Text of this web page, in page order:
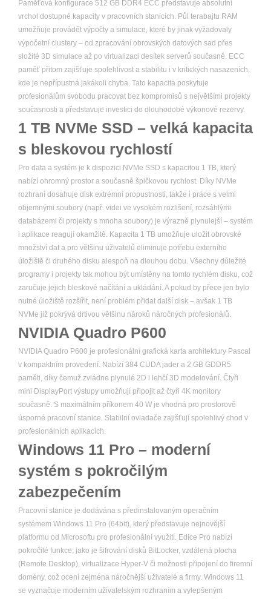
Paměťová konfigurace 512 GB DDR4 ECC představuje absolutní
vrchol dostupné kapacity v pracovních stanicích. Půl terabajtu RAM
umožňuje provádět výpočty a simulace, které by jinak vyžadovaly
výpočetní clustery – od zpracování obrovských datových sad přes
složité 3D simulace až po virtualizaci desítek serverů současně. ECC
paměť přitom zajišťuje spolehlivost a stabilitu i v kritických nasazeních,
kde je nepřípustná jakákoli chyba. Tato kapacita poskytuje
profesionálům svobodu pracovat bez kompromisů s největšími projekty
současnosti a představuje investici do dlouhodobé výkonové rezervy.
1 TB NVMe SSD – velká kapacita
s bleskovou rychlostí
Pro data a systém je k dispozici NVMe SSD s kapacitou 1 TB, který
nabízí ohromný prostor a současně špičkovou rychlost. Díky NVMe
rozhraní dosahuje disk extrémní propustnosti, takže i práce s velmi
objemnými soubory (např. videi ve vysokém rozlišení, rozsáhlými
databázemi či projekty s mnoha soubory) je výrazně plynulejší – systém
i aplikace reagují okamžitě. Kapacita 1 TB umožňuje uložit obrovské
množství dat a pro většinu uživatelů eliminuje potřebu externího
úložiště či druhého disku alespoň na dlouhou dobu. Všechny důležité
programy i projekty tak mohou být umístěny na tomto rychlém disku, což
zaručuje jejich bleskové načítání a ukládání. A pokud by přece jen bylo
nutné úložiště rozšířit, není problém přidat další disk – avšak 1 TB
NVMe již pokrývá drtivou většinu nároků náročných profesionálů.
NVIDIA Quadro P600
NVIDIA Quadro P600 je profesionální grafická karta architektury Pascal
v kompaktním provedení. Nabízí 384 CUDA jader a 2 GB GDDR5
paměti, díky čemuž zvládne plynulé 2D i lehčí 3D modelování. Čtyři
mini DisplayPort výstupy umožňují připojit až čtyři 4K monitory
současně. S maximálním příkonem 40 W je vhodná pro prostorově
úsporné pracovní stanice. Stabilní ovladače zajišťují spolehlivý chod v
profesionálních aplikacích.
Windows 11 Pro – moderní
systém s pokročilým
zabezpečením
Pracovní stanice je dodávána s předinstalovaným operačním
systémem Windows 11 Pro (64bit), který představuje nejnovější
platformu od Microsoftu pro profesionální využití. Edice Pro nabízí
pokročilé funkce, jako je šifrování disků BitLocker, vzdálená plocha
(Remote Desktop), virtualizace Hyper-V či možnosti připojení do firemní
domény, což ocení zejména náročnější uživatelé a firmy. Windows 11
se vyznačuje moderním uživatelským rozhraním a vylepšeným